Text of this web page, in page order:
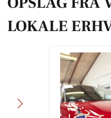
LOKALE